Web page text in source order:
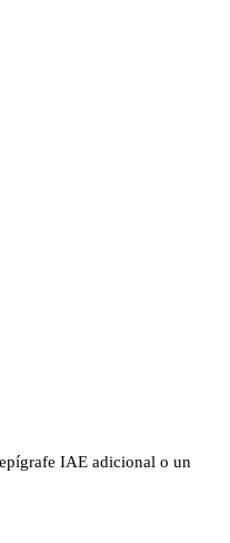
IAE adicional o un